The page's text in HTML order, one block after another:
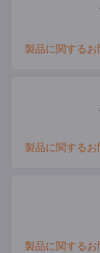
製品に関する
製品に関する
製品に関する